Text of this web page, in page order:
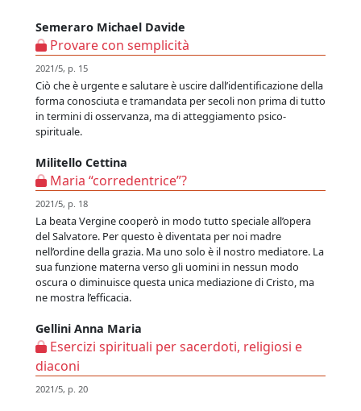
Semeraro Michael Davide
Provare con semplicità
2021/5, p. 15
Ciò che è urgente e salutare è uscire dall’identificazione della
forma conosciuta e tramandata per secoli non prima di tutto
in termini di osservanza, ma di atteggiamento psico-
spirituale.
Militello Cettina
Maria “corredentrice”?
2021/5, p. 18
La beata Vergine cooperò in modo tutto speciale all’opera
del Salvatore. Per questo è diventata per noi madre
nell’ordine della grazia. Ma uno solo è il nostro mediatore. La
sua funzione materna verso gli uomini in nessun modo
oscura o diminuisce questa unica mediazione di Cristo, ma
ne mostra l’efficacia.
Gellini Anna Maria
Esercizi spirituali per sacerdoti, religiosi e
diaconi
2021/5, p. 20